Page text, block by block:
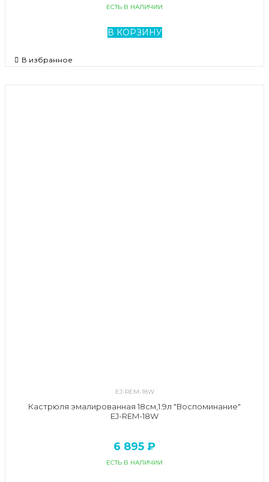
ЕСТЬ В НАЛИЧИИ
В КОРЗИНУ
В избранное
EJ-REM-18W
Кастрюля эмалированная 18см,1.9л "Воспоминание"
EJ-REM-18W
6 895 ₽
ЕСТЬ В НАЛИЧИИ